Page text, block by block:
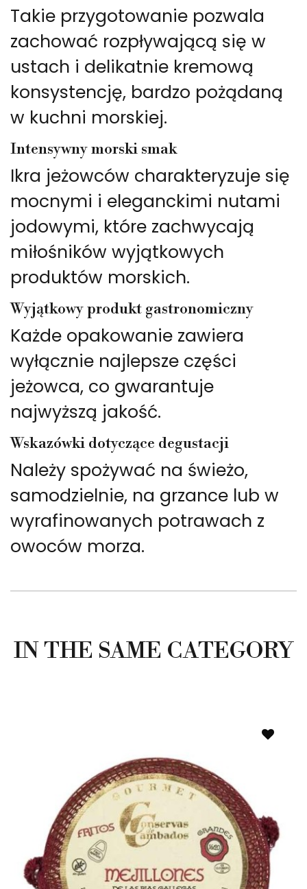
Takie przygotowanie pozwala
zachować rozpływającą się w
ustach i delikatnie kremową
konsystencję, bardzo pożądaną
w kuchni morskiej.
Intensywny morski smak
Ikra jeżowców charakteryzuje się
mocnymi i eleganckimi nutami
jodowymi, które zachwycają
miłośników wyjątkowych
produktów morskich.
Wyjątkowy produkt gastronomiczny
Każde opakowanie zawiera
wyłącznie najlepsze części
jeżowca, co gwarantuje
najwyższą jakość.
Wskazówki dotyczące degustacji
Należy spożywać na świeżo,
samodzielnie, na grzance lub w
wyrafinowanych potrawach z
owoców morza.
IN THE SAME CATEGORY